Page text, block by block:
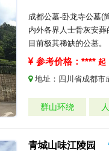
成都公墓-卧龙寺公墓(
内外各界人士骨灰安
目前极其稀缺的公墓
参考价格：**** 起
地址： 四川省成都市
群山环绕
青城山味江陵园